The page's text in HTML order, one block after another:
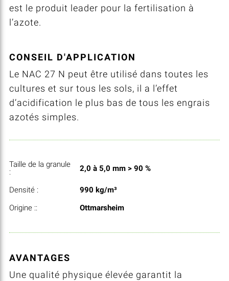
est le produit leader pour la fertilisation à
l’azote.
CONSEIL D'APPLICATION
Le NAC 27 N peut être utilisé dans toutes les
cultures et sur tous les sols, il a l’effet
d’acidification le plus bas de tous les engrais
azotés simples.
Taille de la granule
:
2,0 à 5,0 mm > 90 %
Densité :
990 kg/m³
Origine ::
Ottmarsheim
AVANTAGES
Une qualité physique élevée garantit la